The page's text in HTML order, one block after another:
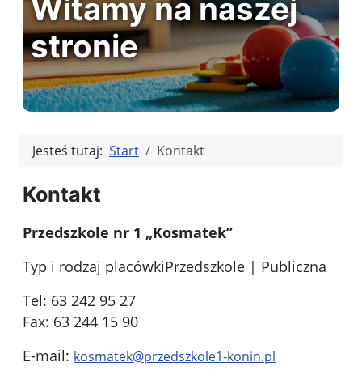
Witamy na naszej
stronie
Jesteś tutaj: Start Kontakt
Kontakt
Przedszkole nr 1 „Kosmatek”
Typ i rodzaj placówkiPrzedszkole | Publiczna
Tel: 63 242 95 27
Fax: 63 244 15 90
E-mail: kosmatek@przedszkole1-konin.pl